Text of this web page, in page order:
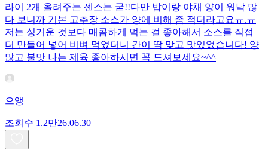
라이 2개 올려주는 센스는 굳!! ​다만 밥이랑 야채 양이 워낙 많
다 보니까 기본 고추장 소스가 양에 비해 좀 적더라고요ㅠ.ㅠ
저는 싱거운 것보다 매콤하게 먹는 걸 좋아해서 소스를 직접
더 만들어 넣어 비벼 먹었더니 간이 딱 맞고 맛있었습니다! 양
많고 불맛 나는 제육 좋아하시면 꼭 드셔보세요~^^
으앵
조회수 1.2만26.06.30